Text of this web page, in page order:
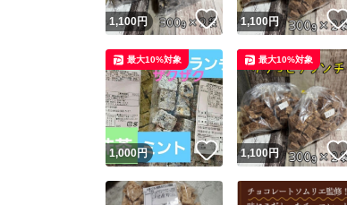
1,100円 いいね！
1,100円
1,000円 いいね！
最大10%対象
1,100円
最大10%対象